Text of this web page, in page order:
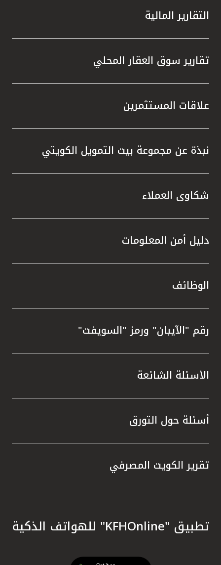
التقارير المالية
تقارير سوق العقار المحلي
علاقات المستثمرين
نبذة عن مجموعة بيت التمويل الكويتي
شكاوى العملاء
دليل أمن المعلومات
الوظائف
رقم "الآيبان" ورمز "السويفت"
الأسئلة الشائعة
أسئلة حول التورق
تقرير الكويت المصرفي
تطبيق "KFHOnline" للهواتف الذكية